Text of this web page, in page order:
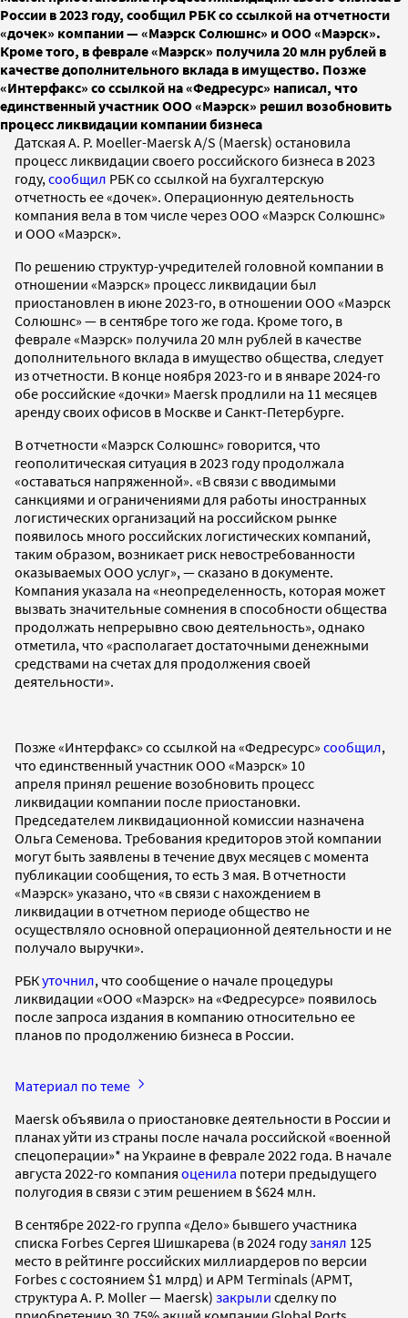
России в 2023 году, сообщил РБК со ссылкой на отчетности
«дочек» компании — «Маэрск Солюшнс» и ООО «Маэрск».
Кроме того, в феврале «Маэрск» получила 20 млн рублей в
качестве дополнительного вклада в имущество. Позже
«Интерфакс» со ссылкой на «Федресурс» написал, что
единственный участник ООО «Маэрск» решил возобновить
процесс ликвидации компании бизнеса
Датская A. P. Moeller-Maersk A/S (Maersk) остановила
процесс ликвидации своего российского бизнеса в 2023
году, сообщил РБК со ссылкой на бухгалтерскую
отчетность ее «дочек». Операционную деятельность
компания вела в том числе через ООО «Маэрск Солюшнс»
и ООО «Маэрск».
По решению структур-учредителей головной компании в
отношении «Маэрск» процесс ликвидации был
приостановлен в июне 2023-го, в отношении ООО «Маэрск
Солюшнс» — в сентябре того же года. Кроме того, в
феврале «Маэрск» получила 20 млн рублей в качестве
дополнительного вклада в имущество общества, следует
из отчетности. В конце ноября 2023-го и в январе 2024-го
обе российские «дочки» Maersk продлили на 11 месяцев
аренду своих офисов в Москве и Санкт-Петербурге.
В отчетности «Маэрск Солюшнс» говорится, что
геополитическая ситуация в 2023 году продолжала
«оставаться напряженной». «В связи с вводимыми
санкциями и ограничениями для работы иностранных
логистических организаций на российском рынке
появилось много российских логистических компаний,
таким образом, возникает риск невостребованности
оказываемых ООО услуг», — сказано в документе.
Компания указала на «неопределенность, которая может
вызвать значительные сомнения в способности общества
продолжать непрерывно свою деятельность», однако
отметила, что «располагает достаточными денежными
средствами на счетах для продолжения своей
деятельности».
Позже «Интерфакс» со ссылкой на «Федресурс» сообщил,
что единственный участник ООО «Маэрск» 10
апреля принял решение возобновить процесс
ликвидации компании после приостановки.
Председателем ликвидационной комиссии назначена
Ольга Семенова. Требования кредиторов этой компании
могут быть заявлены в течение двух месяцев с момента
публикации сообщения, то есть 3 мая. В отчетности
«Маэрск» указано, что «в связи с нахождением в
ликвидации в отчетном периоде общество не
осуществляло основной операционной деятельности и не
получало выручки».
РБКуточнил, что сообщение о начале процедуры
ликвидации «ООО «Маэрск» на «Федресурсе» появилось
после запроса издания в компанию относительно ее
планов по продолжению бизнеса в России.
Материал по теме
Maersk объявила о приостановке деятельности в России и
планах уйти из страны после начала российской «военной
спецоперации»* на Украине в феврале 2022 года. В начале
августа 2022-го компания оценила потери предыдущего
полугодия в связи с этим решением в $624 млн.
В сентябре 2022-го группа «Дело» бывшего участника
списка Forbes Сергея Шишкарева (в 2024 годузанял 125
место в рейтинге российских миллиардеров по версии
Forbes с состоянием $1 млрд) и APM Terminals (APMT,
структура A. P. Moller — Maersk) закрыли сделку по